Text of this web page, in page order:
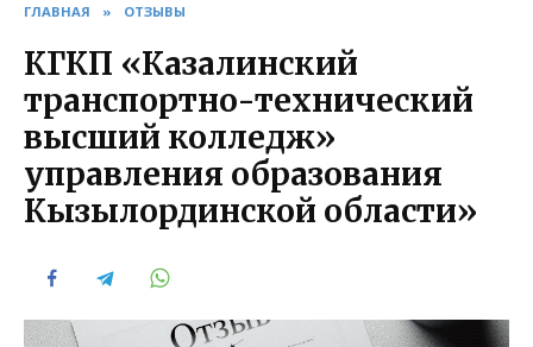
ГЛАВНАЯ » ОТЗЫВЫ
КГКП «Казалинский
транспортно-технический
высший колледж»
управления образования
Кызылординской области»